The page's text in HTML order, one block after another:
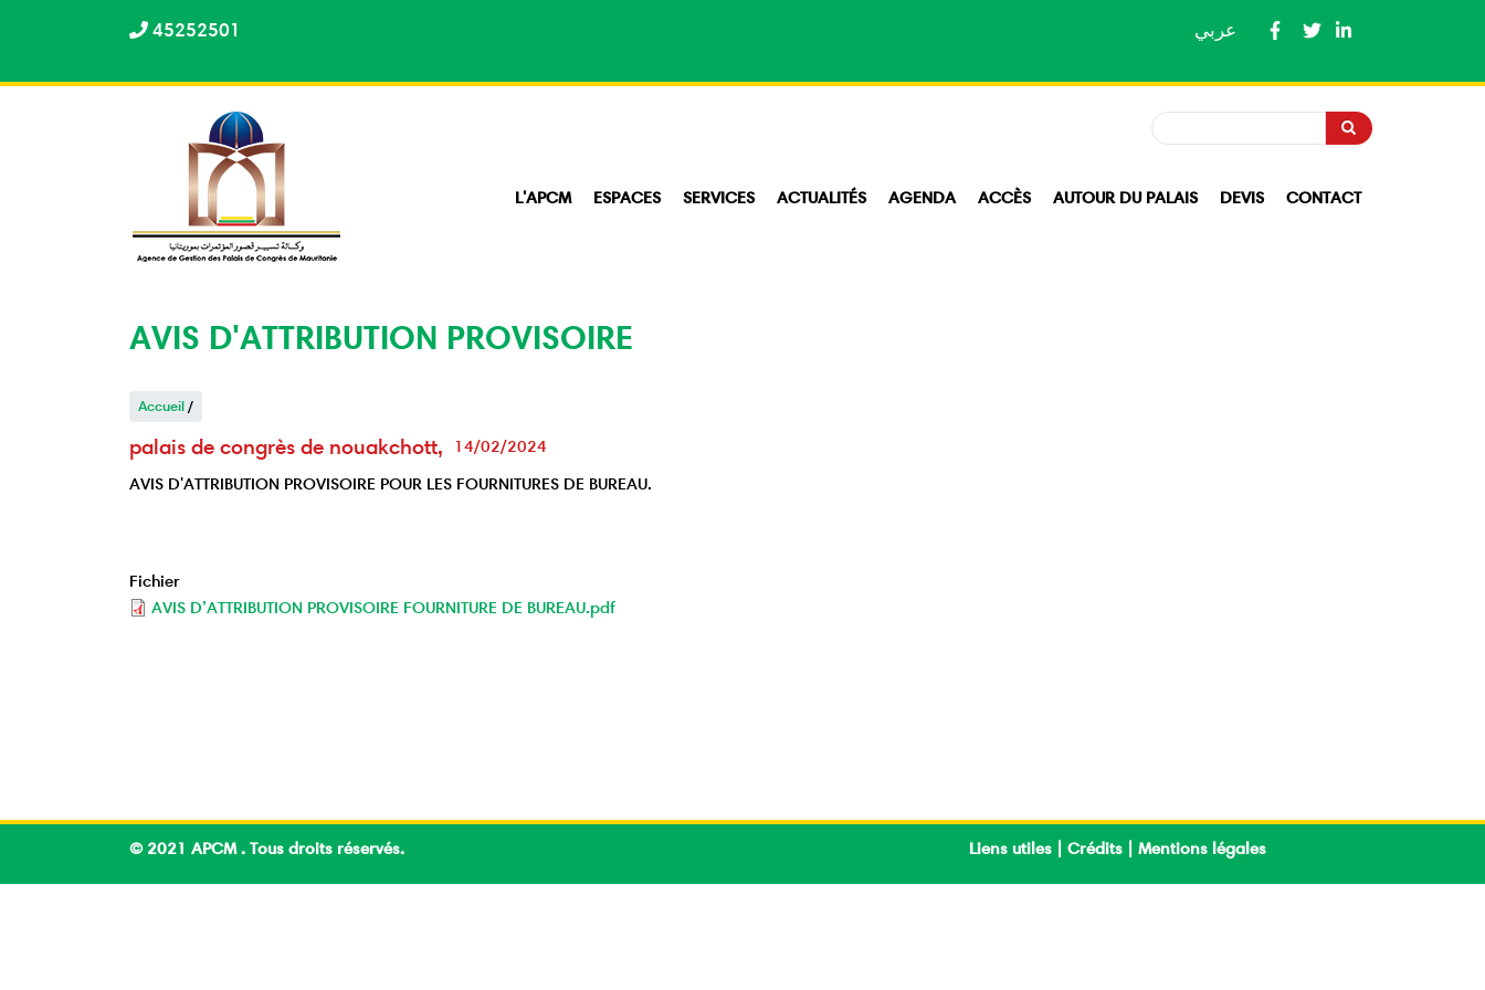
principal
45252501 عربي
Recherche
Recherche
L'APCM ESPACES SERVICES ACTUALITÉS AGENDA ACCÈS AUTOUR DU PALAIS DEVIS CONTACT
AVIS D'ATTRIBUTION PROVISOIRE
Accueil /
palais de congrès de nouakchott
14/02/2024
AVIS D'ATTRIBUTION PROVISOIRE POUR LES FOURNITURES DE BUREAU.
Fichier
AVIS D’ATTRIBUTION PROVISOIRE FOURNITURE DE BUREAU.pdf
© 2021 APCM . Tous droits réservés. Liens utiles | Crédits | Mentions légales